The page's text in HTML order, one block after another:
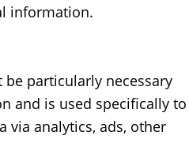
information.
particularly necessary
and is used specifically to
via analytics, ads, other